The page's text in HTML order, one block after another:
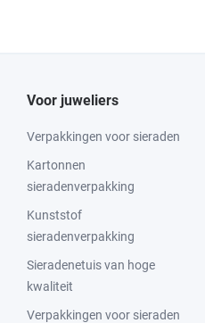
Voor juweliers
Verpakkingen voor sieraden
Kartonnen
sieradenverpakking
Kunststof
sieradenverpakking
Sieradenetuis van hoge
kwaliteit
Verpakkingen voor sieraden